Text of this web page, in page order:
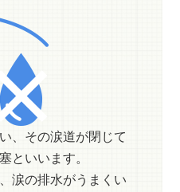
、その涙道が閉じて
といいます。
涙の排水がうまくい